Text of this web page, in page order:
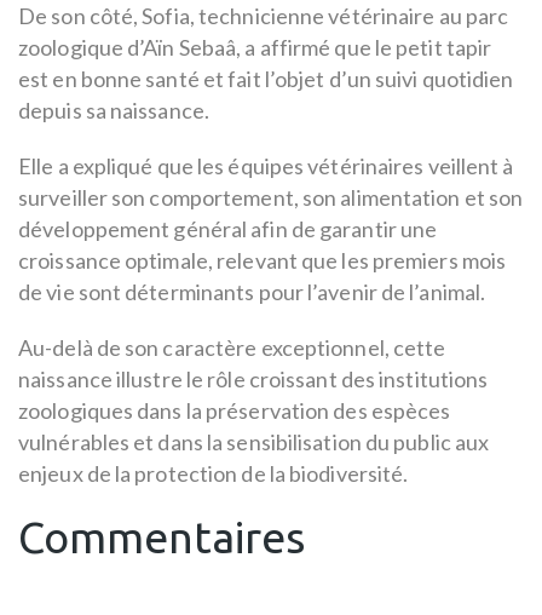
De son côté, Sofia, technicienne vétérinaire au parc
zoologique d’Aïn Sebaâ, a affirmé que le petit tapir
est en bonne santé et fait l’objet d’un suivi quotidien
depuis sa naissance.
Elle a expliqué que les équipes vétérinaires veillent à
surveiller son comportement, son alimentation et son
développement général afin de garantir une
croissance optimale, relevant que les premiers mois
de vie sont déterminants pour l’avenir de l’animal.
Au-delà de son caractère exceptionnel, cette
naissance illustre le rôle croissant des institutions
zoologiques dans la préservation des espèces
vulnérables et dans la sensibilisation du public aux
enjeux de la protection de la biodiversité.
Commentaires